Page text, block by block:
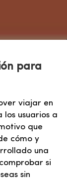
para
viajar en
usuarios a
que
cómo y
una
si
sin